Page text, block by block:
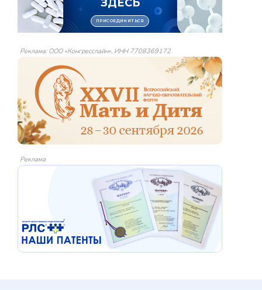
Реклама: ООО «Конгресслайн», ИНН 7708369172
Реклама